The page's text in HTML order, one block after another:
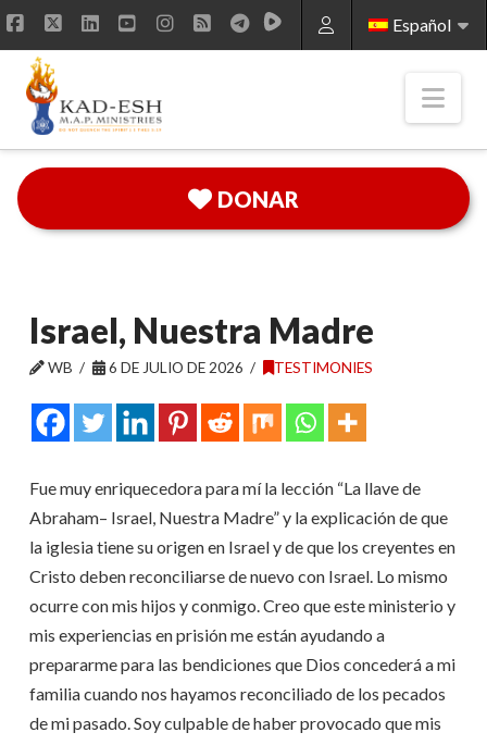
Español
Facebook
X LinkedInYouTubeInstagram
RSS
DONAR
Israel, Nuestra Madre
WB 6 DE JULIO DE 2026 TESTIMONIES
Fue muy enriquecedora para mí la lección “La llave de
Abraham– Israel, Nuestra Madre” y la explicación de que
la iglesia tiene su origen en Israel y de que los creyentes en
Cristo deben reconciliarse de nuevo con Israel. Lo mismo
ocurre con mis hijos y conmigo. Creo que este ministerio y
mis experiencias en prisión me están ayudando a
prepararme para las bendiciones que Dios concederá a mi
familia cuando nos hayamos reconciliado de los pecados
de mi pasado. Soy culpable de haber provocado que mis